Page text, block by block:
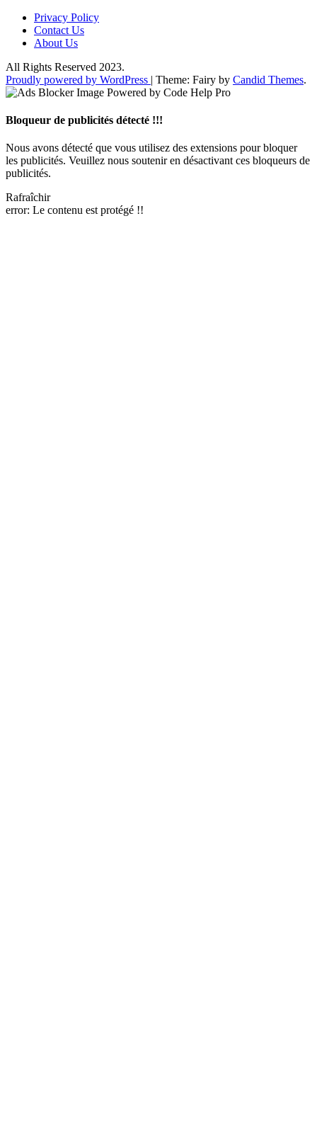
Privacy Policy
Contact Us
About Us
All Rights Reserved 2023.
Proudly powered by WordPress | Theme: Fairy by Candid Themes.
Bloqueur de publicités détecté !!!
Nous avons détecté que vous utilisez des extensions pour bloquer
les publicités. Veuillez nous soutenir en désactivant ces bloqueurs de
publicités.
Rafraîchir
error: Le contenu est protégé !!